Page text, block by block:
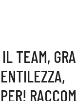
TEAM,